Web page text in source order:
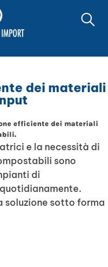
dei materiali
efficiente dei materiali
e la necessità di
sono
di
soluzione sotto forma